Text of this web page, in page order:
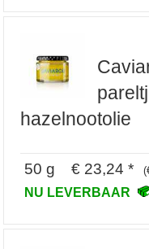
hazelnootolie
50 g € 23,24 *
NU LEVERBAAR